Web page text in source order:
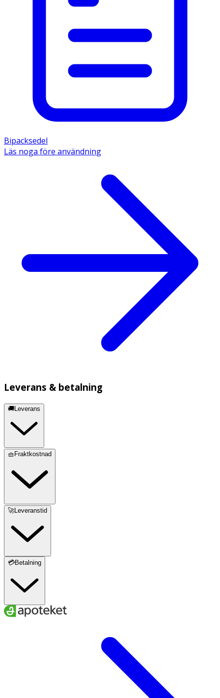
Bipacksedel
Läs noga före användning
Leverans & betalning
🚚Leverans
🧺Fraktkostnad
🚀Leveranstid
💳Betalning